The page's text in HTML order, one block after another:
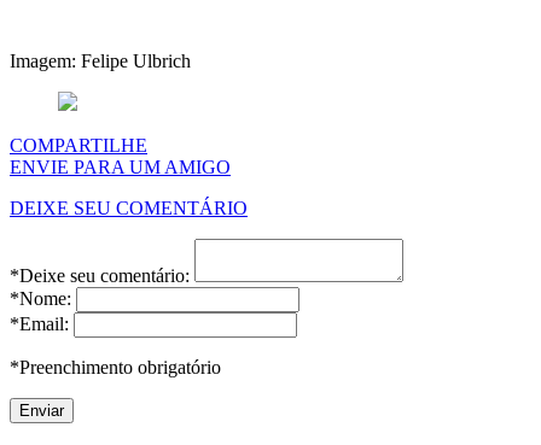
Imagem: Felipe Ulbrich
COMPARTILHE
ENVIE PARA UM AMIGO
DEIXE SEU COMENTÁRIO
*Deixe seu comentário:
*Nome:
*Email:
*Preenchimento obrigatório